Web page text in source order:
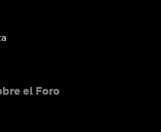
el Foro